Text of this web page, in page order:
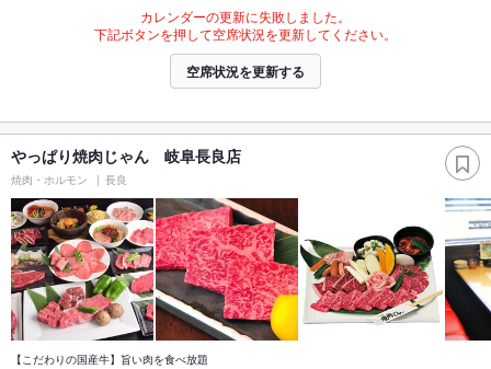
カレンダーの更新に失敗しました。
下記ボタンを押して空席状況を更新してください。
空席状況を更新する
やっぱり焼肉じゃん 岐阜長良店
焼肉・ホルモン 長良
【こだわりの国産牛】旨い肉を食べ放題